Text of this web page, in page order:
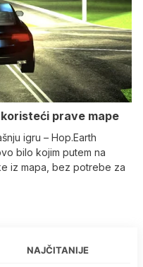
prave mape
igru – Hop.Earth
bilo kojim putem na
iz mapa, bez potrebe za
NAJČITANIJE